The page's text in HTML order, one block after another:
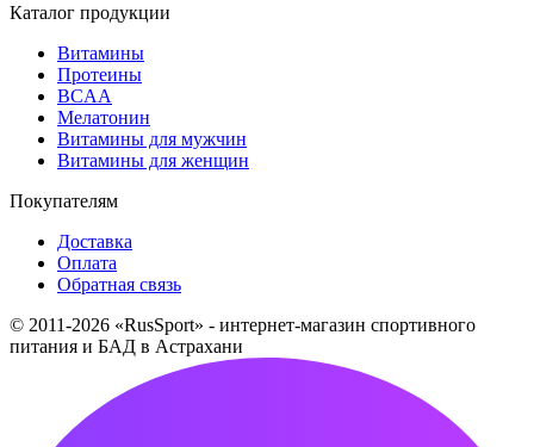
Каталог продукции
Витамины
Протеины
BCAA
Мелатонин
Витамины для мужчин
Витамины для женщин
Покупателям
Доставка
Оплата
Обратная связь
© 2011-2026 «RusSport» - интернет-магазин спортивного
питания и БАД в Астрахани